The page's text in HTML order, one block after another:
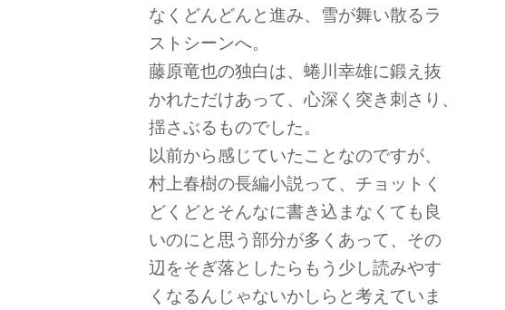
なくどんどんと進み、雪が舞い散るラ
ストシーンへ。
藤原竜也の独白は、蜷川幸雄に鍛え抜
かれただけあって、心深く突き刺さり、
揺さぶるものでした。
以前から感じていたことなのですが、
村上春樹の長編小説って、チョットく
どくどとそんなに書き込まなくても良
いのにと思う部分が多くあって、その
辺をそぎ落としたらもう少し読みやす
くなるんじゃないかしらと考えていま